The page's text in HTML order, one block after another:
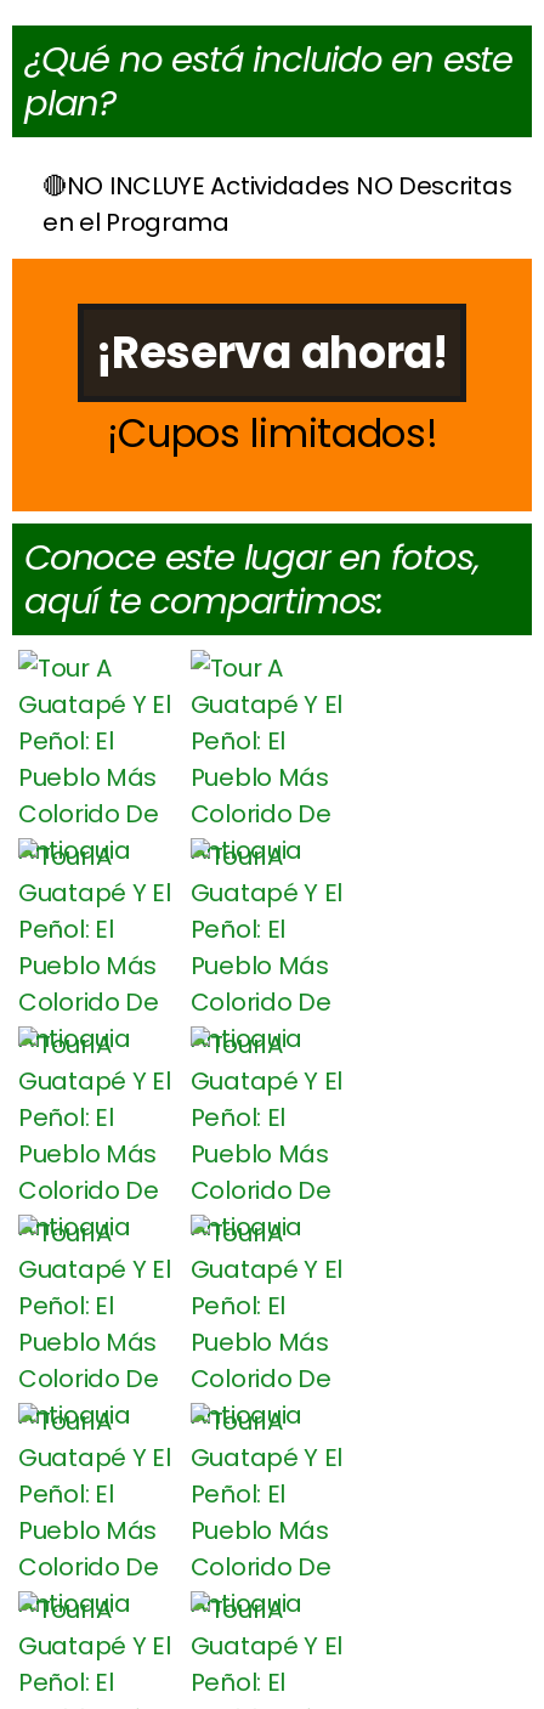
¿Qué no está incluido en este
plan?
NO INCLUYE Actividades NO Descritas
en el Programa
¡Reserva ahora!
Cupos limitados
Conoce este lugar en fotos,
aquí te compartimos: